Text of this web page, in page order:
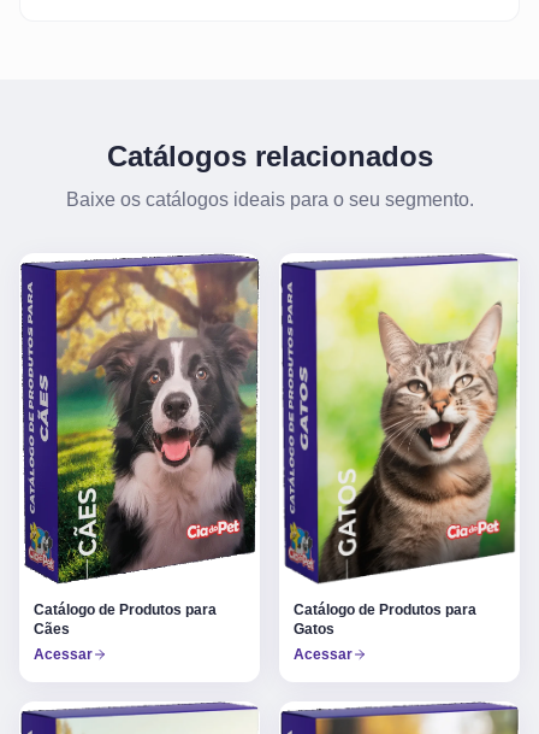
Catálogos relacionados
Baixe os catálogos ideais para o seu segmento.
Catálogo de Produtos para
Cães
Acessar
Catálogo de Produtos para
Gatos
Acessar